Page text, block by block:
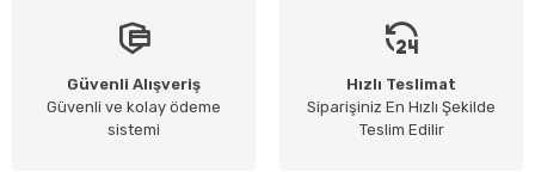
Güvenli Alışveriş
Güvenli ve kolay ödeme
sistemi
Hızlı Teslimat
Siparişiniz En Hızlı Şekilde
Teslim Edilir